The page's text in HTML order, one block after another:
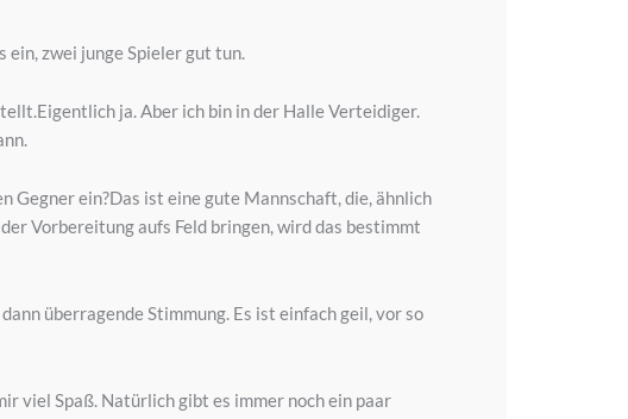
ein, zwei junge Spieler gut tun.
ja. Aber ich bin in der Halle Verteidiger.
Gegner ein?Das ist eine gute Mannschaft, die, ähnlich
Vorbereitung aufs Feld bringen, wird das bestimmt
überragende Stimmung. Es ist einfach geil, vor so
viel Spaß. Natürlich gibt es immer noch ein paar